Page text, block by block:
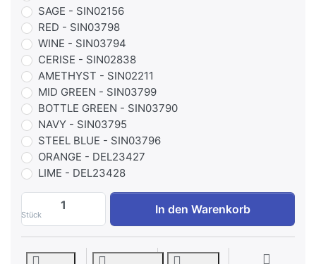
SAGE - SIN02156
RED - SIN03798
WINE - SIN03794
CERISE - SIN02838
AMETHYST - SIN02211
MID GREEN - SIN03799
BOTTLE GREEN - SIN03790
NAVY - SIN03795
STEEL BLUE - SIN03796
ORANGE - DEL23427
LIME - DEL23428
Stück
Exigo Flat Bench zu 1.175,63 €, Menge
In den Warenkorb